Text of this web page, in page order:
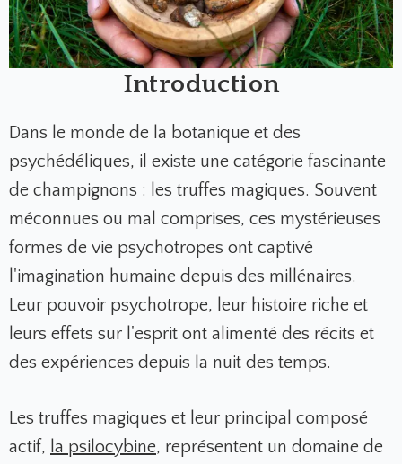
Introduction
Dans le monde de la botanique et des
psychédéliques, il existe une catégorie fascinante
de champignons : les truffes magiques. Souvent
méconnues ou mal comprises, ces mystérieuses
formes de vie psychotropes ont captivé
l'imagination humaine depuis des millénaires.
Leur pouvoir psychotrope, leur histoire riche et
leurs effets sur l'esprit ont alimenté des récits et
des expériences depuis la nuit des temps.
Les truffes magiques et leur principal composé
actif, la psilocybine, représentent un domaine de